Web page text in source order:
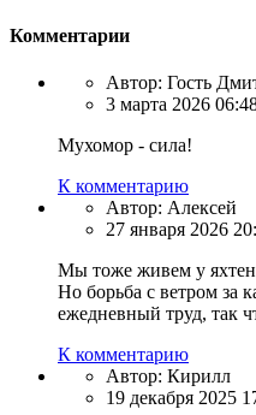
Комментарии
Автор: Гость
3 марта 2026
Мухомор - сила!
К комментарию
Автор: Алексей
27 января 2026
Мы тоже живем у
Но борьба с ветром за
ежедневный труд, так
К комментарию
Автор: Кирилл
19 декабря 2025